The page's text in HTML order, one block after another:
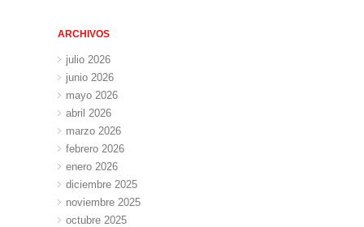
ARCHIVOS
julio 2026
junio 2026
mayo 2026
abril 2026
marzo 2026
febrero 2026
enero 2026
diciembre 2025
noviembre 2025
octubre 2025